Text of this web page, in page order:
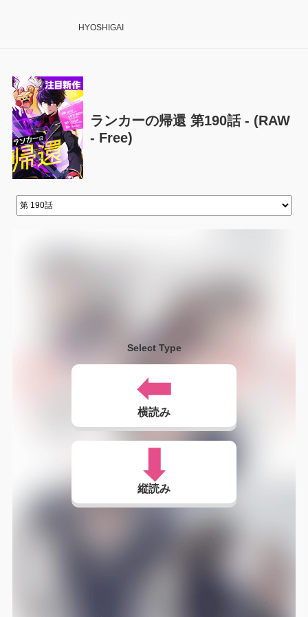
HYOSHIGAI
ランカーの帰還 第190話 - (RAW
- Free)
Select Type
横読み
縦読み